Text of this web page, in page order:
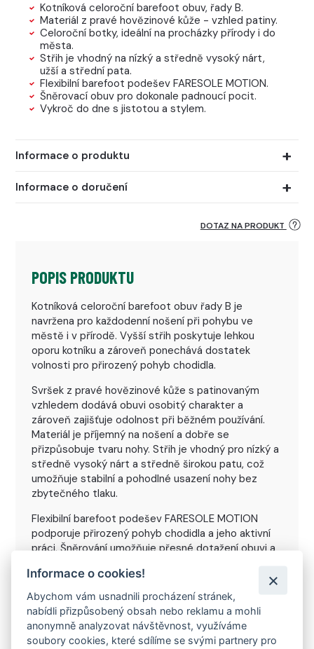
Kotníková celoroční barefoot obuv, řady B.
Materiál z pravé hovězinové kůže - vzhled patiny.
Celoroční botky, ideální na procházky přírody i do
města.
Střih je vhodný na nízký a středně vysoký nárt,
užší a střední pata.
Flexibilní barefoot podešev FARESOLE MOTION.
Šněrovací obuv pro dokonale padnoucí pocit.
Vykroč do dne s jistotou a stylem.
Informace o produktu
Informace o doručení
DOTAZ NA PRODUKT
POPIS PRODUKTU
Kotníková celoroční barefoot obuv řady B je
navržena pro každodenní nošení při pohybu ve
městě i v přírodě. Vyšší střih poskytuje lehkou
oporu kotníku a zároveň ponechává dostatek
volnosti pro přirozený pohyb chodidla.
Svršek z pravé hovězinové kůže s patinovaným
vzhledem dodává obuvi osobitý charakter a
zároveň zajišťuje odolnost při běžném používání.
Materiál je příjemný na nošení a dobře se
přizpůsobuje tvaru nohy. Střih je vhodný pro nízký a
středně vysoký nárt a středně širokou patu, což
umožňuje stabilní a pohodlné usazení nohy bez
zbytečného tlaku.
Flexibilní barefoot podešev FARESOLE MOTION
podporuje přirozený pohyb chodidla a jeho aktivní
práci. Šněrování umožňuje přesné dotažení obuvi a
komfortu při nošení. Model je vhodný pro
každodenní použití s důrazem na funkčnost a
nadčasový vzhled.
Informace o cookies!
Abychom vám usnadnili procházení stránek,
nabídli přizpůsobený obsah nebo reklamu a mohli
anonymně analyzovat návštěvnost, využíváme
soubory cookies, které sdílíme se svými partnery pro